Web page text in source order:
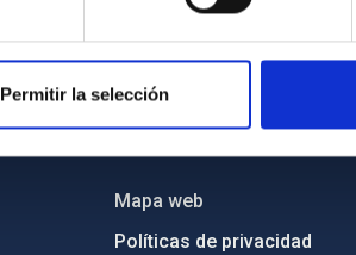
Permitir la selección
Mapa web
Políticas de privacidad